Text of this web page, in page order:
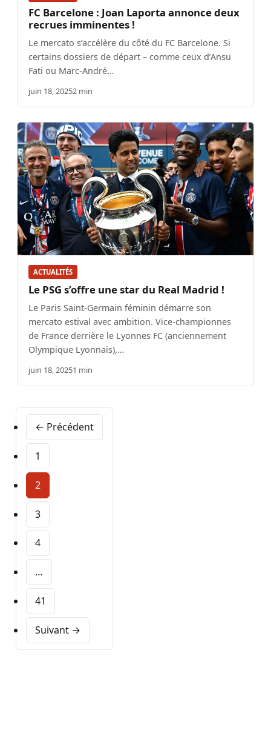
FC Barcelone : Joan Laporta annonce deux
recrues imminentes !
Le mercato s’accélère du côté du FC Barcelone. Si
certains dossiers de départ – comme ceux d’Ansu
Fati ou Marc-André…
juin 18, 20252 min
ACTUALITÉS
Le PSG s’offre une star du Real Madrid !
Le Paris Saint-Germain féminin démarre son
mercato estival avec ambition. Vice-championnes
de France derrière le Lyonnes FC (anciennement
Olympique Lyonnais),…
juin 18, 20251 min
← Précédent
1
2
3
4
…
41
Suivant →